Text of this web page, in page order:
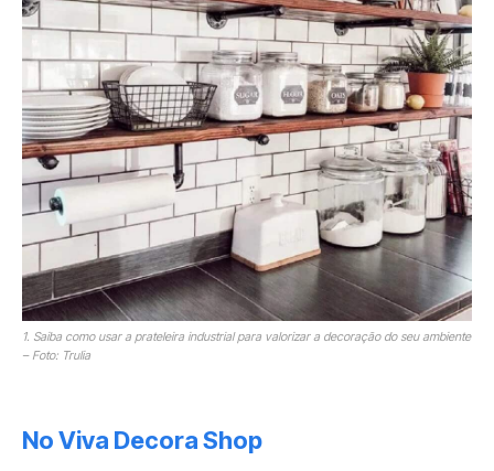
1. Saiba como usar a prateleira industrial para valorizar a decoração do seu ambiente
– Foto: Trulia
No Viva Decora Shop